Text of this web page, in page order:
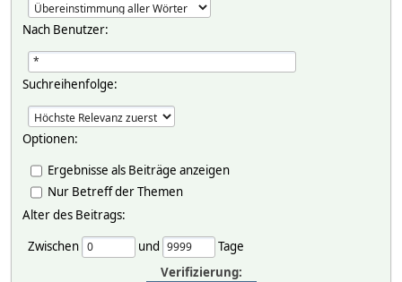
Nach Benutzer:
Suchreihenfolge:
Optionen:
Ergebnisse als Beiträge anzeigen
Nur Betreff der Themen
Alter des Beitrags:
Zwischen
und
Tage
Verifizierung: